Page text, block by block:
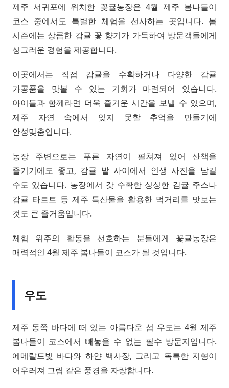
제주 서귀포에 위치한 꽃귤농장은 4월 제주 봄나들이
코스 중에서도 특별한 체험을 선사하는 곳입니다. 봄
시즌에는 상큼한 감귤 꽃 향기가 가득하여 방문객들에게
싱그러운 경험을 제공합니다.
이곳에서는 직접 감귤을 수확하거나 다양한 감귤
가공품을 맛볼 수 있는 기회가 마련되어 있습니다.
아이들과 함께라면 더욱 즐거운 시간을 보낼 수 있으며,
제주 자연 속에서 잊지 못할 추억을 만들기에
안성맞춤입니다.
농장 주변으로는 푸른 자연이 펼쳐져 있어 산책을
즐기기에도 좋고, 감귤 밭 사이에서 인생 사진을 남길
수도 있습니다. 농장에서 갓 수확한 싱싱한 감귤 주스나
감귤 타르트 등 제주 특산물을 활용한 먹거리를 맛보는
것도 큰 즐거움입니다.
체험 위주의 활동을 선호하는 분들에게 꽃귤농장은
매력적인 4월 제주 봄나들이 코스가 될 것입니다.
우도
제주 동쪽 바다에 떠 있는 아름다운 섬 우도는 4월 제주
봄나들이 코스에서 빼놓을 수 없는 필수 방문지입니다.
에메랄드빛 바다와 하얀 백사장, 그리고 독특한 지형이
어우러져 그림 같은 풍경을 자랑합니다.